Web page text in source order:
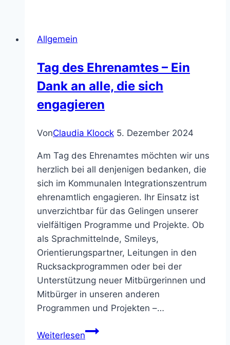
Bielefeld
Allgemein
Tag des Ehrenamtes – Ein
Dank an alle, die sich
engagieren
VonClaudia Kloock 5. Dezember 2024
Am Tag des Ehrenamtes möchten wir uns
herzlich bei all denjenigen bedanken, die
sich im Kommunalen Integrationszentrum
ehrenamtlich engagieren. Ihr Einsatz ist
unverzichtbar für das Gelingen unserer
vielfältigen Programme und Projekte. Ob
als Sprachmittelnde, Smileys,
Orientierungspartner, Leitungen in den
Rucksackprogrammen oder bei der
Unterstützung neuer Mitbürgerinnen und
Mitbürger in unseren anderen
Programmen und Projekten –…
WeiterlesenTag